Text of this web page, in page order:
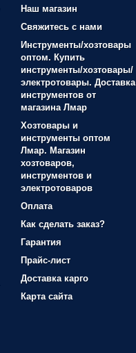
Наш магазин
Свяжитесь с нами
Инструменты/хозтовары
оптом. Купить
инструменты/хозтовары/
электротовары. Доставка
инструментов от
магазина Лмар
Хозтовары и
инструменты оптом
Лмар. Магазин
хозтоваров,
инструментов и
электротоваров
Оплата
Как сделать заказ?
Гарантия
Прайс-лист
Доставка карго
Карта сайта